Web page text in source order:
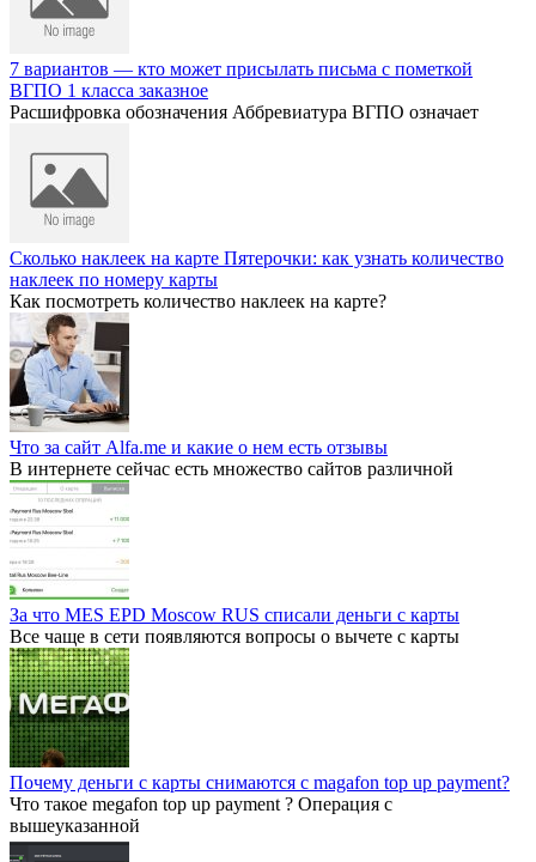
7 вариантов — кто может присылать письма с пометкой
ВГПО 1 класса заказное
Расшифровка обозначения Аббревиатура ВГПО означает
Сколько наклеек на карте Пятерочки: как узнать количество
наклеек по номеру карты
Как посмотреть количество наклеек на карте?
Что за сайт Alfa.me и какие о нем есть отзывы
В интернете сейчас есть множество сайтов различной
За что MES EPD Moscow RUS списали деньги с карты
Все чаще в сети появляются вопросы о вычете с карты
Почему деньги с карты снимаются с magafon top up payment?
Что такое megafon top up payment ? Операция с
вышеуказанной